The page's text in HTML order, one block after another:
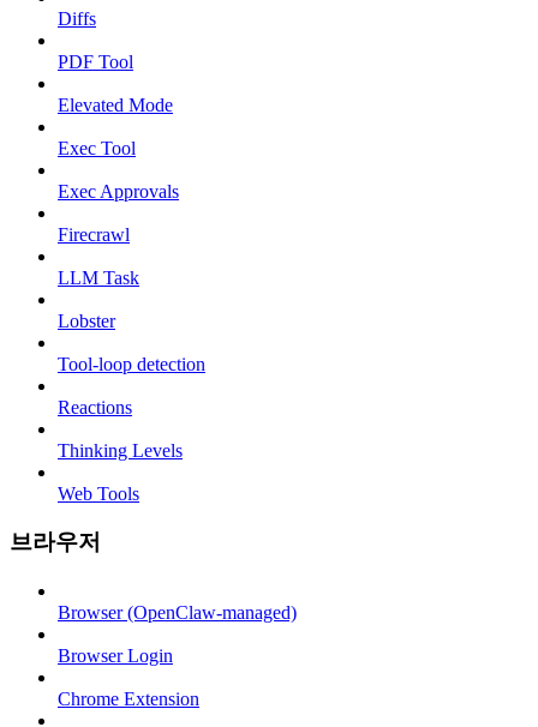
Diffs
PDF Tool
Elevated Mode
Exec Tool
Exec Approvals
Firecrawl
LLM Task
Lobster
Tool-loop detection
Reactions
Thinking Levels
Web Tools
브라우저
Browser (OpenClaw-managed)
Browser Login
Chrome Extension